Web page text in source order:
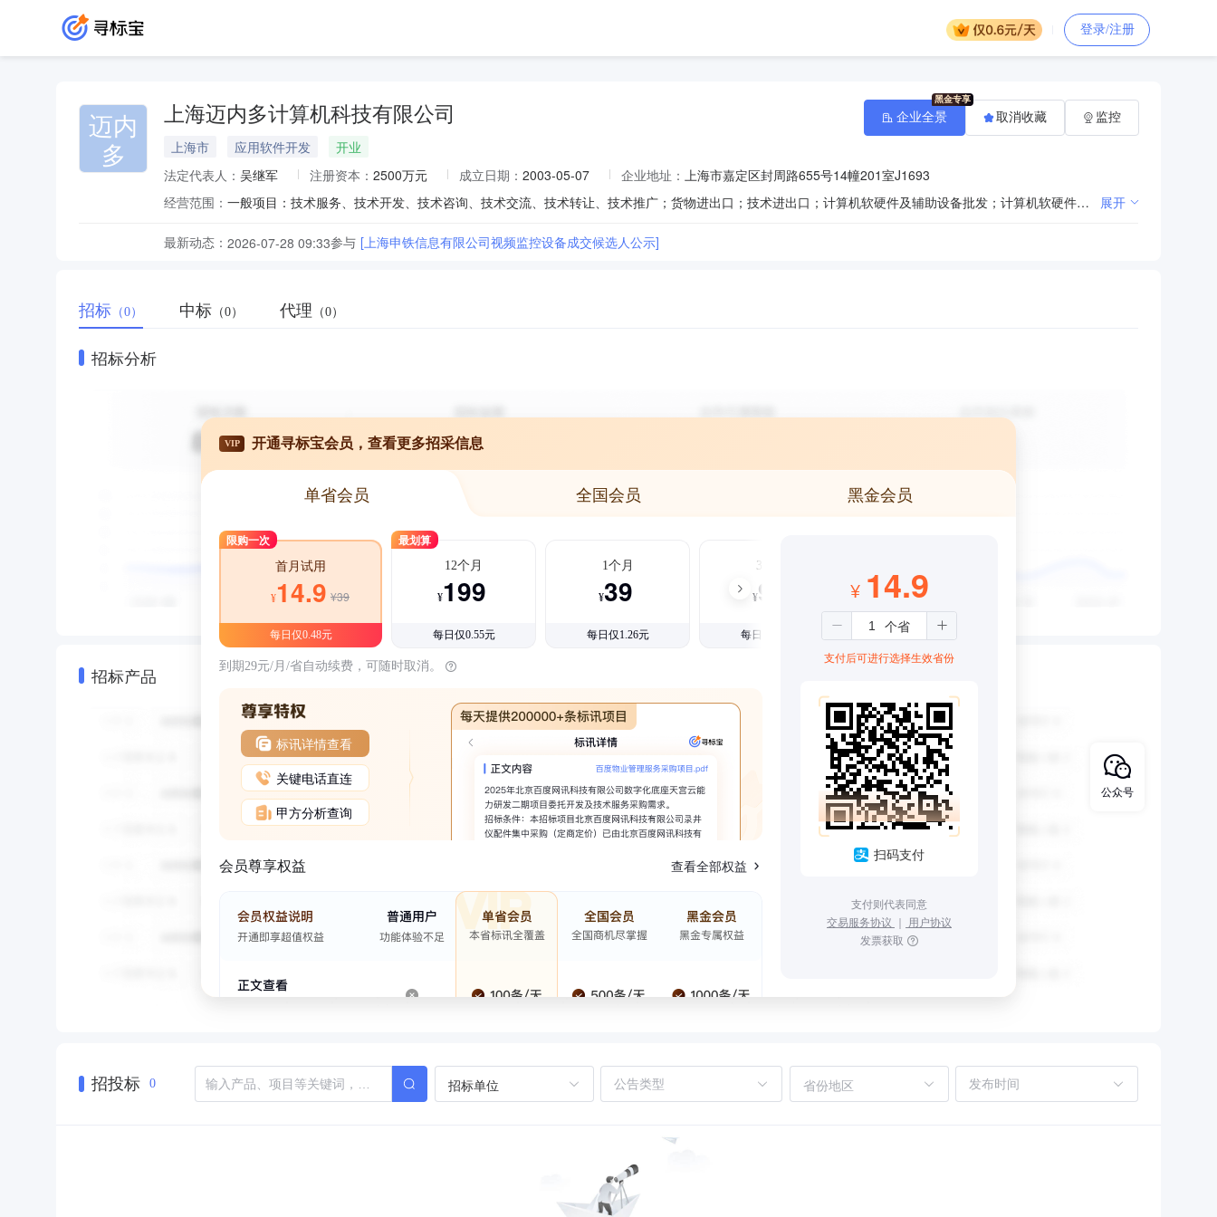
登录/注册
迈内
多
上海迈内多计算机科技有限公司
上海市 应用软件开发
开业
法定代表人： 吴继军 注册资本： 2500万元 成立日期： 2003-05-07 企业地址： 上海市嘉定区封周路655号14幢201室J1693
经营范围：
一般项目：技术服务、技术开发、技术咨询、技术交流、技术转让、技术推广；货物进出口；技术进出口；计算机软硬件及辅助设备批发；计算机软硬件及辅助设备零售；计算机系统服务；计算机及办公设备维修；信息技术咨询服务；信息系统集成服务；云计算装备技术服务；人工智能应用软件开发；工业控制计算机及系统销售；云计算设备销售；软件外包服务；数字技术服务；工业互联网数据服务；人工智能基础资源与技术平台；软件开发；信息系统运行维护服务；办公设备租赁服务；互联网数据服务；办公设备销售；计算器设备销售；5G通信技术服务；网络设备销售；网络技术服务；信息咨询服务（不含许可类信息咨询服务）；社会经济咨询服务。（除依法须经批准的项目外，凭营业执照依法自主开展经营活动） 展开
最新动态： 2026-07-28 09:33参与 [上海申铁信息有限公司视频监控设备成交候选人公示]
企业全景 取消收藏 监控
招标 （0） 中标 （0） 代理 （0）
招标分析
招标产品
VIP 开通寻标宝会员，查看更多招采信息
单省会员 全国会员 黑金会员
限购一次
首月试用
¥14.9 ¥39
每日仅0.48元
最划算
12个月
¥199
每日仅0.55元
1个月
¥39
每日仅1.26元
3个月
¥99
每日仅1.08元
到期29元/月/省自动续费，可随时取消。
标讯详情查看
关键电话直连
甲方分析查询
会员尊享权益 查看全部权益
¥ 14.9
支付后可进行选择生效省份
扫码支付
支付则代表同意
交易服务协议 ｜ 用户协议
发票获取
招投标 0 招标单位 省份地区
公众号